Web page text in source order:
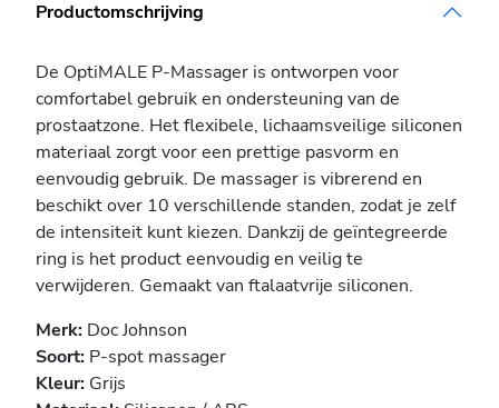
Productomschrijving
De OptiMALE P-Massager is ontworpen voor
comfortabel gebruik en ondersteuning van de
prostaatzone. Het flexibele, lichaamsveilige siliconen
materiaal zorgt voor een prettige pasvorm en
eenvoudig gebruik. De massager is vibrerend en
beschikt over 10 verschillende standen, zodat je zelf
de intensiteit kunt kiezen. Dankzij de geïntegreerde
ring is het product eenvoudig en veilig te
verwijderen. Gemaakt van ftalaatvrije siliconen.
Merk: Doc Johnson
Soort: P-spot massager
Kleur: Grijs